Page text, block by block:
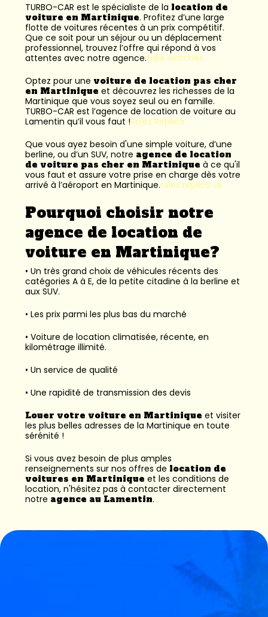
TURBO-CAR est le spécialiste de la location de
voiture en Martinique. Profitez d’une large
flotte de voitures récentes à un prix compétitif.
Que ce soit pour un séjour ou un déplacement
professionnel, trouvez l’offre qui répond à vos
attentes avec notre agence.fake watches
Optez pour une voiture de location pas cher
en Martinique et découvrez les richesses de la
Martinique que vous soyez seul ou en famille.
TURBO-CAR est l’agence de location de voiture au
Lamentin qu’il vous faut !Rolex Replica
Que vous ayez besoin d'une simple voiture, d’une
berline, ou d’un SUV, notre agence de location
de voiture pas cher en Martinique à ce qu'il
vous faut et assure votre prise en charge dès votre
arrivé à l’aéroport en Martinique.rolex replica uk
Pourquoi choisir notre
agence de location de
voiture en Martinique?
• Un très grand choix de véhicules récents des
catégories A à E, de la petite citadine à la berline et
aux SUV.
• Les prix parmi les plus bas du marché
• Voiture de location climatisée, récente, en
kilométrage illimité.
• Un service de qualité
• Une rapidité de transmission des devis
Louer votre voiture en Martinique et visiter
les plus belles adresses de la Martinique en toute
sérénité !
Si vous avez besoin de plus amples
renseignements sur nos offres de location de
voitures en Martinique et les conditions de
location, n'hésitez pas à contacter directement
notre agence au Lamentin.